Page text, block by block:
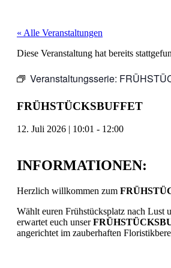
« Alle Veranstaltungen
Diese Veranstaltung hat bereits
Veranstaltungsserie:
FRÜHSTÜCKSBUFFET
12. Juli 2026 | 10:01 - 12:00
INFORMATIONEN:
Herzlich willkommen zum
Wählt euren Frühstücksplatz nach Lust
erwartet euch unser
angerichtet im zauberhaften